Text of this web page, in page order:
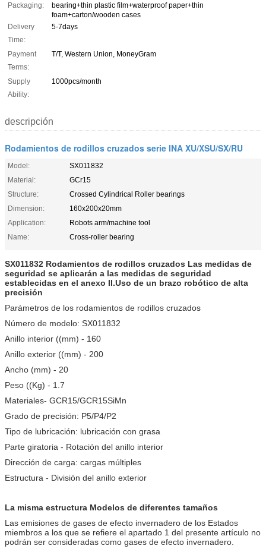
Packaging:
bearing+thin plastic film+waterproof paper+thin
foam+carton/wooden cases
Delivery
Time:
5-7days
Payment
Terms:
T/T, Western Union, MoneyGram
Supply
Ability:
1000pcs/month
descripción
Rodamientos de rodillos cruzados serie INA XU/XSU/SX/RU
Model:
SX011832
Material:
GCr15
Structure:
Crossed Cylindrical Roller bearings
Dimension:
160x200x20mm
Application:
Robots arm/machine tool
Name:
Cross-roller bearing
SX011832 Rodamientos de rodillos cruzados Las medidas de
seguridad se aplicarán a las medidas de seguridad
establecidas en el anexo II.Uso de un brazo robótico de alta
precisión
Parámetros de los rodamientos de rodillos cruzados
Número de modelo: SX011832
Anillo interior ((mm) - 160
Anillo exterior ((mm) - 200
Ancho (mm) - 20
Peso ((Kg) - 1.7
Materiales- GCR15/GCR15SiMn
Grado de precisión: P5/P4/P2
Tipo de lubricación: lubricación con grasa
Parte giratoria - Rotación del anillo interior
Dirección de carga: cargas múltiples
Estructura - División del anillo exterior
La misma estructura Modelos de diferentes tamaños
Las emisiones de gases de efecto invernadero de los Estados
miembros a los que se refiere el apartado 1 del presente artículo no
podrán ser consideradas como gases de efecto invernadero.